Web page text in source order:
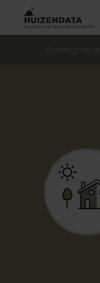
Woningmarkt